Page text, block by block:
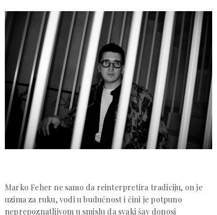
Marko Feher ne samo da reinterpretira tradiciju, on je
uzima za ruku, vodi u budućnost i čini je potpuno
neprepoznatljivom u smislu da svaki šav donosi